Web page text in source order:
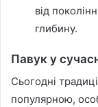
від
глибину.
Павук у
Сьогодні
популярною,